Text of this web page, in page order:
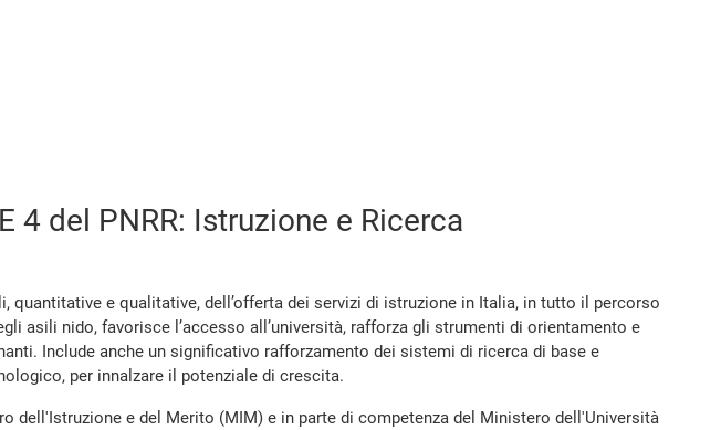
4 del PNRR: Istruzione e Ricerca
quantitative e qualitative, dell’offerta dei servizi di istruzione in Italia, in tutto il percorso
asili nido, favorisce l’accesso all’università, rafforza gli strumenti di orientamento e
Include anche un significativo rafforzamento dei sistemi di ricerca di base e
per innalzare il potenziale di crescita.
dell'Istruzione e del Merito (MIM) e in parte di competenza del Ministero dell'Università